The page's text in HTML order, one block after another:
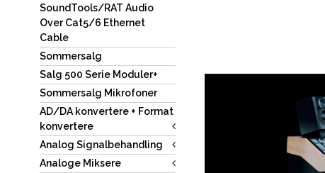
SoundTools/RAT Audio
Over Cat5/6 Ethernet
Cable
Sommersalg
Salg 500 Serie Moduler+
Sommersalg Mikrofoner
AD/DA konvertere + Format
konvertere
Analog Signalbehandling
Analoge Miksere